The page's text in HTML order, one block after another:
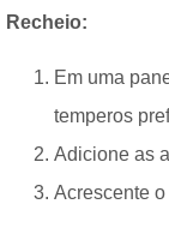
Recheio:
Em uma
temperos
Adicione as
Acrescente